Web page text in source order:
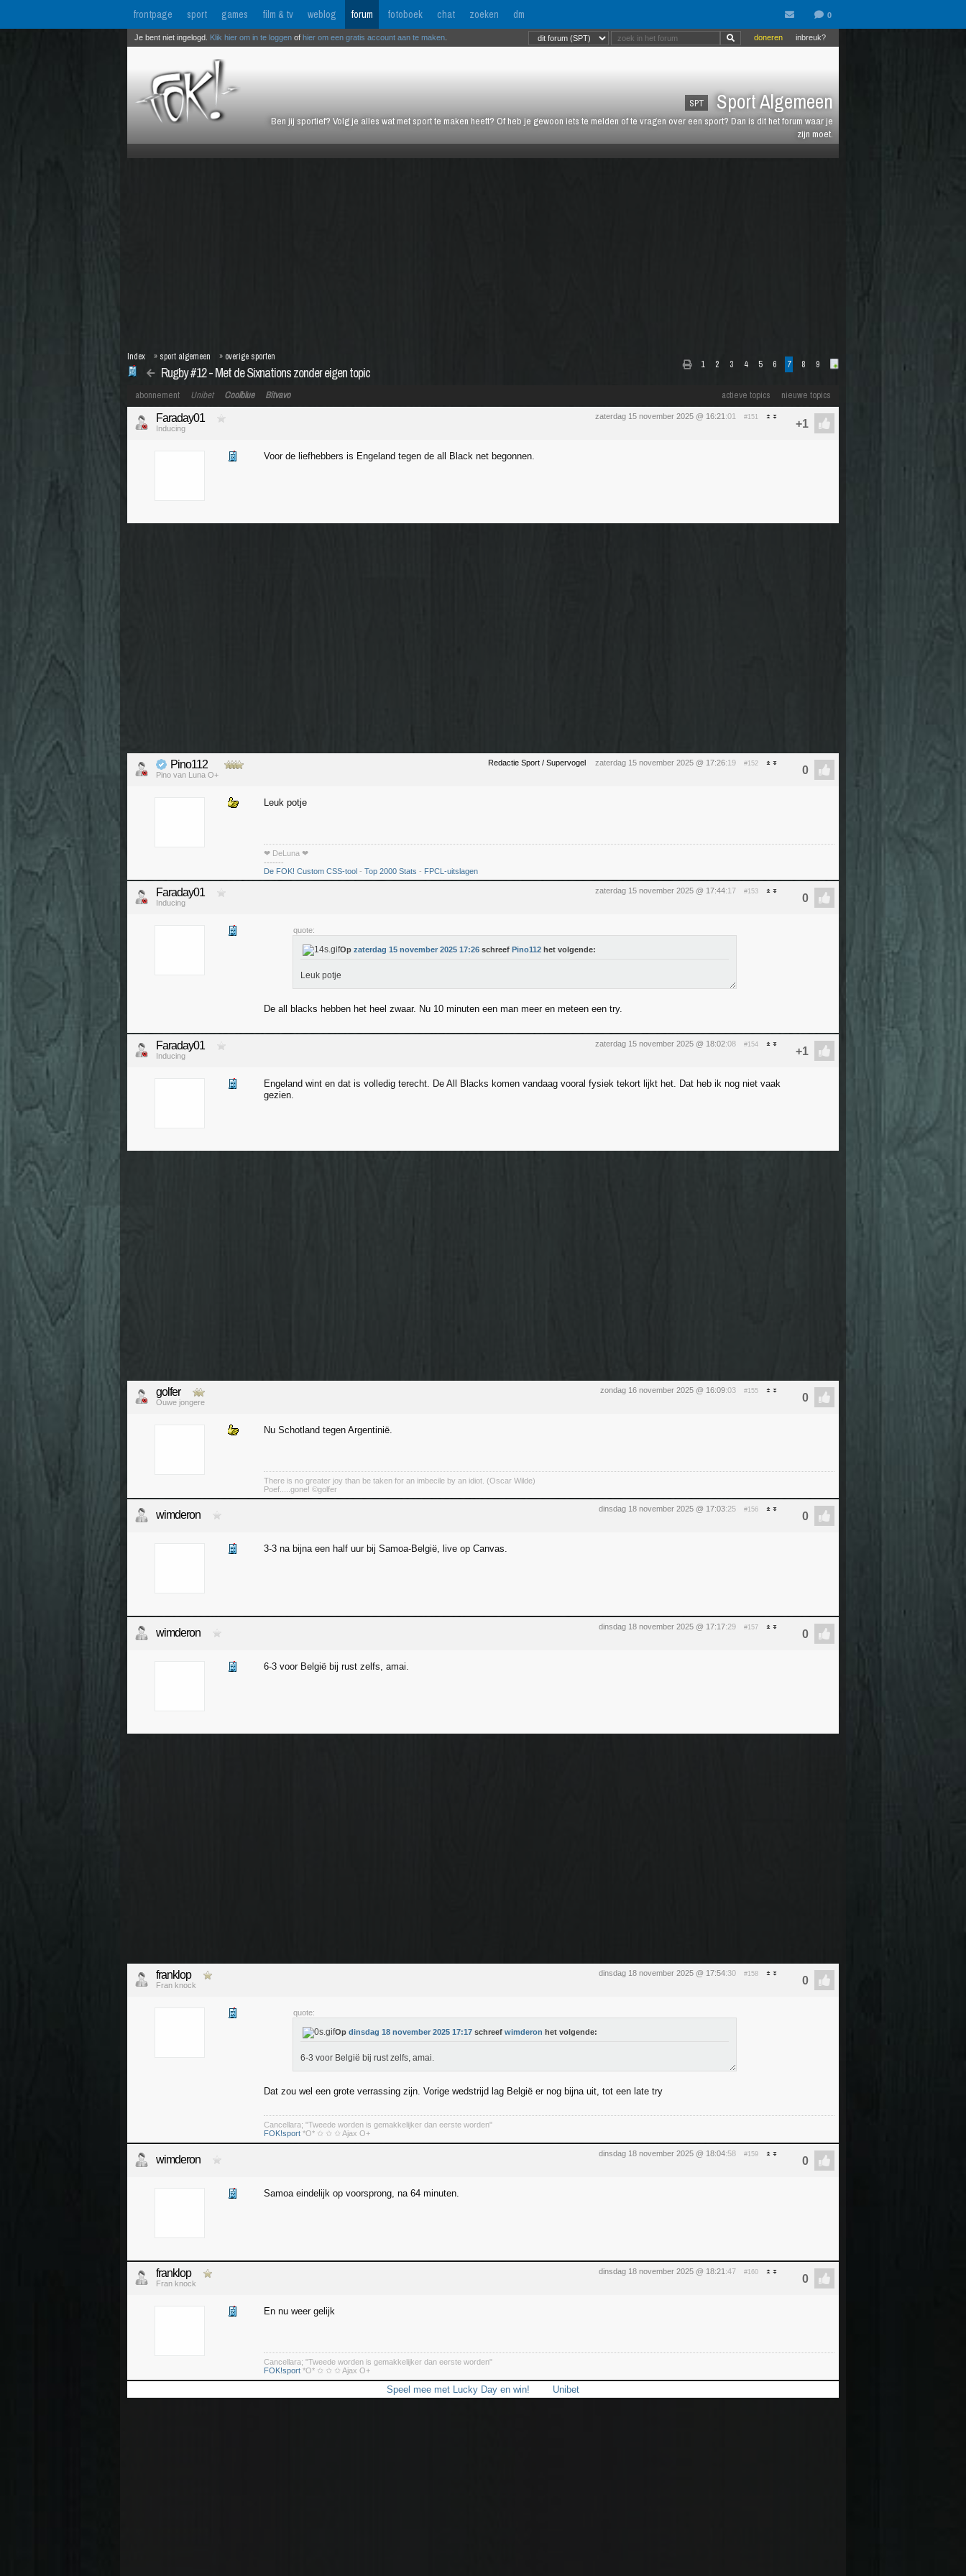
frontpage sport games film & tv weblog forum fotoboek chat zoeken dm
SPT Sport Algemeen
Ben jij sportief? Volg je alles wat met sport te maken heeft? Of heb je gewoon iets te melden of te vragen over een sport? Dan is dit het forum waar je
zijn moet.
inbreuk?
doneren
Je bent niet ingelogd. Klik hier om in te loggen of hier om een gratis account aan te maken
1 2 3 4 5 6 7 8 9
Rugby #12 - Met de Sixnations zonder eigen topic
Index » sport algemeen » overige sporten
actieve topics nieuwe topics
abonnement Unibet Coolblue Bitvavo
zaterdag 15 november 2025 @ 16:21 :01 #151
Faraday01
Inducing
Voor de liefhebbers is Engeland tegen de all Black net begonnen.
Redactie Sport / Supervogel zaterdag 15 november 2025 @ 17:26:19 #152
Pino112
Pino van Luna O+
Leuk potje
❤ DeLuna ❤
-------
De FOK! Custom CSS-tool - Top 2000 Stats - FPCL-uitslagen
zaterdag 15 november 2025 @ 17:44:17 #153
Faraday01
Inducing
quote:
Op zaterdag 15 november 2025 17:26 schreef Pino112 het volgende:
Leuk potje
De all blacks hebben het heel zwaar. Nu 10 minuten een man meer en meteen een try.
zaterdag 15 november 2025 @ 18:02:08 #154
Faraday01
Inducing
Engeland wint en dat is volledig terecht. De All Blacks komen vandaag vooral fysiek tekort lijkt het. Dat heb ik nog niet vaak
gezien.
zondag 16 november 2025 @ 16:09:03 #155
golfer
Ouwe jongere
Nu Schotland tegen Argentinië.
There is no greater joy than be taken for an imbecile by an idiot. (Oscar Wilde)
Poef.....gone! ©golfer
dinsdag 18 november 2025 @ 17:03:25 #156
wimderon
3-3 na bijna een half uur bij Samoa-België, live op Canvas.
dinsdag 18 november 2025 @ 17:17:29 #157
wimderon
6-3 voor België bij rust zelfs, amai.
dinsdag 18 november 2025 @ 17:54:30 #158
franklop
Fran knock
quote:
Op dinsdag 18 november 2025 17:17 schreef wimderon het volgende:
6-3 voor België bij rust zelfs, amai.
Dat zou wel een grote verrassing zijn. Vorige wedstrijd lag België er nog bijna uit, tot een late try
Cancellara; "Tweede worden is gemakkelijker dan eerste worden"
FOK!sport *O* ✩ ✩ ✩ Ajax O+
dinsdag 18 november 2025 @ 18:04:58 #159
wimderon
Samoa eindelijk op voorsprong, na 64 minuten.
dinsdag 18 november 2025 @ 18:21 :47 #160
franklop
Fran knock
En nu weer gelijk
Cancellara; "Tweede worden is gemakkelijker dan eerste worden"
FOK!sport *O* ✩ ✩ ✩ Ajax O+
Speel mee met Lucky Day en win! Unibet